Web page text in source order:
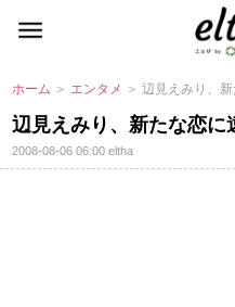
ホーム ＞ エンタメ ＞ 辺見えみり、
辺見えみり、新たな恋
2008-08-06 06:00eltha